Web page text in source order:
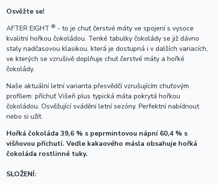
Osvěžte se!
AFTER EIGHT® - to je chuť čerstvé máty ve spojení s vysoce
kvalitní hořkou čokoládou. Tenké tabulky čokolády se již dávno
staly nadčasovou klasikou, která je dostupná i v dalších variacích,
ve kterých se vzrušivě doplňuje chuť čerstvé máty a hořké
čokolády.
Naše aktuální letní varianta přesvědčí vzrušujícím chuťovým
profilem: příchuť Višeň plus typická máta pokrytá hořkou
čokoládou. Osvěžující svádění letní sezóny. Perfektní nabídnout
nebo si užít.
Hořká čokoláda 39,6 % s peprmintovou nápní 60,4 % s
višňovou příchutí. Vedle kakaového másla obsahuje hořká
čokoláda rostlinné tuky.
SLOŽENÍ: